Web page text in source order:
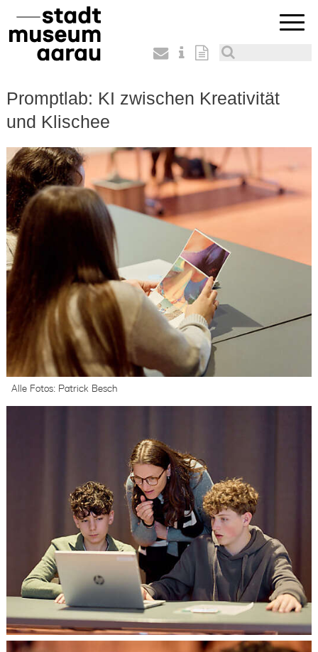
Promptlab: KI zwischen Kreativität
und Klischee
Alle Fotos: Patrick Besch